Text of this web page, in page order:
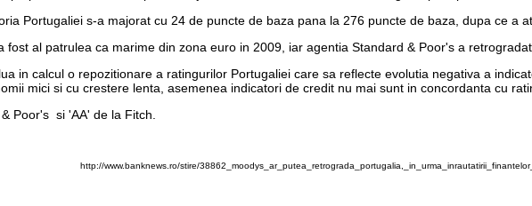
Portugaliei s-a majorat cu 24 de puncte de baza pana la 276 puncte de baza, dupa ce a
al patrulea ca marime din zona euro in 2009, iar agentia Standard & Poor's a
in calcul o repozitionare a ratingurilor Portugaliei care sa reflecte evolutia negativa a
mici si cu crestere lenta, asemenea indicatori de credit nu mai sunt in concordanta cu
Poor's si 'AA' de la Fitch.
http://www.banknews.ro/stire/